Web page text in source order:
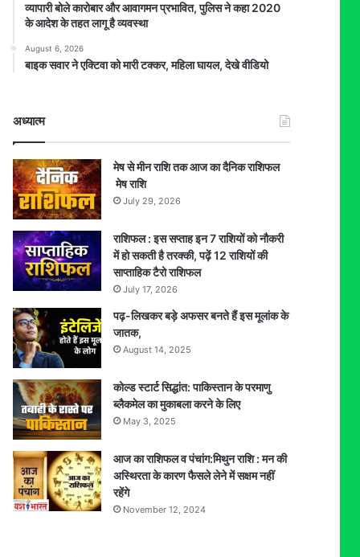
व्यापारी बोले कारोबार और आवागमन प्रभावित, पुलिस ने कहा 2020
के आदेश के तहत लागू है व्यवस्था
August 6, 2026
बाइक सवार ने एक्टिवा को मारी टक्कर, महिला घायल, देखे वीडियो
अध्यात्म
मेष से मीन राशि तक आज का दैनिक राशिफल
मेष राशि
July 29, 2026
राशिफल : इस सप्ताह इन 7 राशियों को नौकरी
में हो सकती है तरक्की, पढ़ें 12 राशियों की
साप्ताहिक टैरो राशिफल
July 17, 2026
पढ़-लिखकर बड़े अफसर बनते हैं इस मूलांक के
जातक,
August 14, 2025
कोल्ड स्टार्ट सिद्धांत: पाकिस्तान के परमाणु
ब्लैकमेल का मुकाबला करने के लिए
May 3, 2025
आज का राशिफल व पंचांग:मिथुन राशि : मन की
अस्थिरता के कारण फैसले लेने में सक्षम नहीं
रहेंगे
November 12, 2024